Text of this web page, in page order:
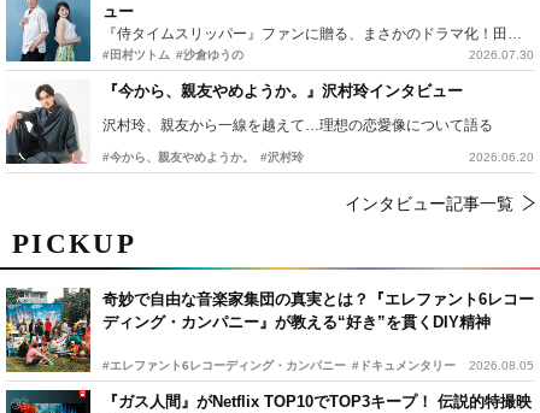
PICKUP
奇妙で自由な音楽家集団の真実とは？『エレファント6レコー
ディング・カンパニー』が教える“好き”を貫くDIY精神
#エレファント6レコーディング・カンパニー #ドキュメンタリー 2026.08.05
『ガス人間』がNetflix TOP10でTOP3キープ！ 伝説的特撮映
ュー
『侍タイムスリッパー』ファンに贈る、まさかのドラマ化！田村ツトム×沙倉ゆうのが語る『心配無用ノ介』撮影秘話
#田村ツトム #沙倉ゆうの 2026.07.30
『今から、親友やめようか。』沢村玲インタビュー
沢村玲、親友から一線を越えて…理想の恋愛像について語る
#今から、親友やめようか。 #沢村玲 2026.06.20
インタビュー記事一覧